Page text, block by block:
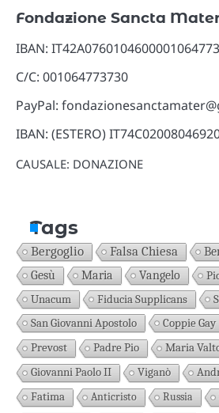
Fondazione Sancta Mater
IBAN:
C/C: 001064773730
PayPal:
IBAN: (ESTERO)
CAUSALE: DONAZIONE
Tags
Bergoglio Falsa Chiesa
Gesù Maria Vangelo
Unacum
Fiducia Supplicans
San Giovanni Apostolo
Coppie Gay
Prevost
Padre Pio
Maria
Giovanni Paolo II
Viganò
Fatima
Anticristo Russia